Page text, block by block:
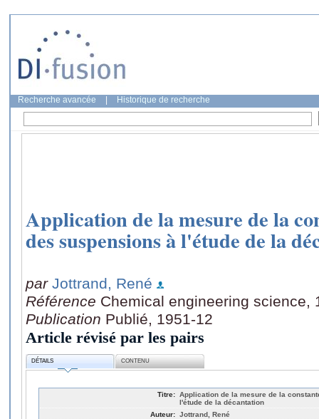
Recherche avancée Historique de recherche
Application de la mesure de la
des suspensions à l'étude de la
par Jottrand, René
Référence Chemical engineering science,
Publication Publié, 1951-12
Article révisé par les pairs
DÉTAILS CONTENU
Titre: Application de la mesure de la
l'étude de la décantation
Auteur: Jottrand, René